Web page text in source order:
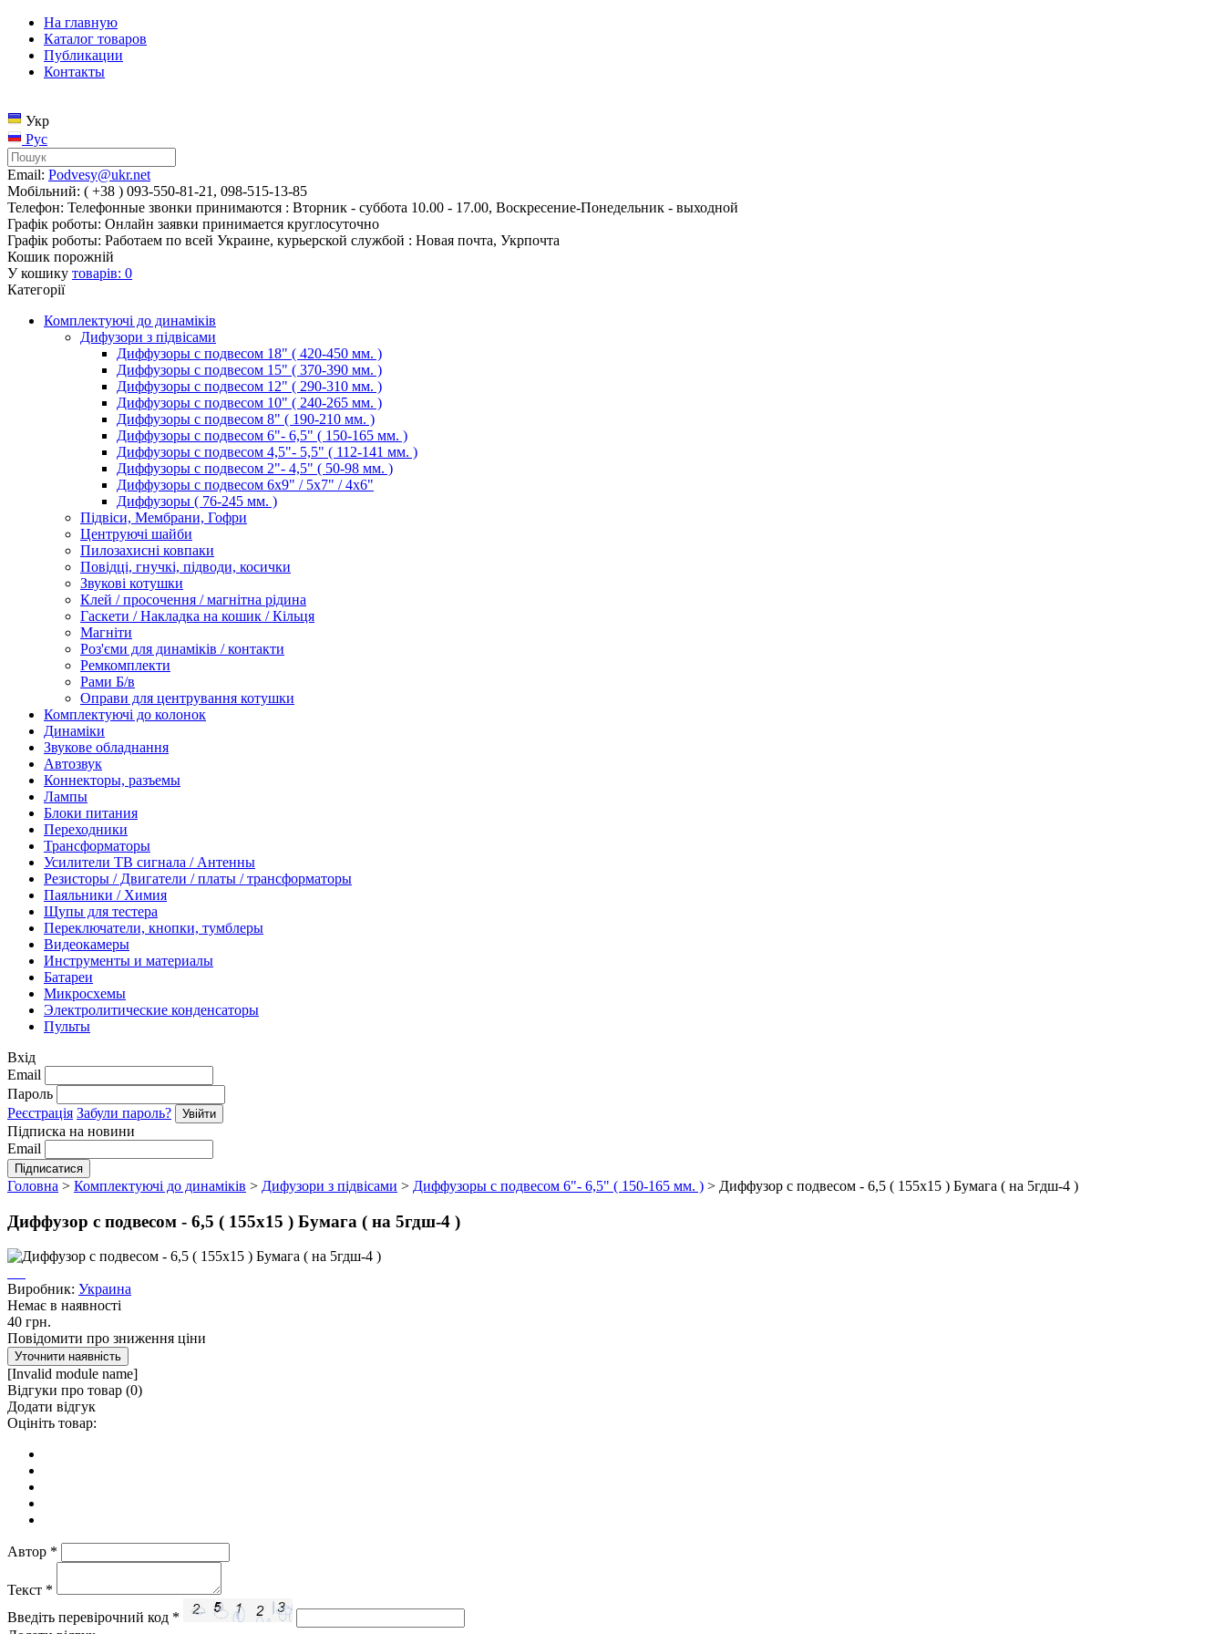
На главную
Каталог товаров
Публикации
Контакты
Укр
Рус
Email: Podvesy@ukr.net
Мобільний: ( +38 ) 093-550-81-21, 098-515-13-85
Телефон: Телефонные звонки принимаются : Вторник - суббота 10.00 - 17.00, Воскресение-Понедельник - выходной
Графік роботы: Онлайн заявки принимается круглосуточно
Графік роботы: Работаем по всей Украине, курьерской службой : Новая почта, Укрпочта
Кошик порожній
У кошику товарів: 0
Категорії
Комплектуючі до динаміків
Дифузори з підвісами
Диффузоры с подвесом 18" ( 420-450 мм. )
Диффузоры с подвесом 15" ( 370-390 мм. )
Диффузоры с подвесом 12" ( 290-310 мм. )
Диффузоры с подвесом 10" ( 240-265 мм. )
Диффузоры с подвесом 8" ( 190-210 мм. )
Диффузоры с подвесом 6"- 6,5" ( 150-165 мм. )
Диффузоры с подвесом 4,5"- 5,5" ( 112-141 мм. )
Диффузоры с подвесом 2"- 4,5" ( 50-98 мм. )
Диффузоры с подвесом 6х9" / 5х7" / 4х6"
Диффузоры ( 76-245 мм. )
Підвіси, Мембрани, Гофри
Центруючі шайби
Пилозахисні ковпаки
Повідці, гнучкі, підводи, косички
Звукові котушки
Клей / просочення / магнітна рідина
Гаскети / Накладка на кошик / Кільця
Магніти
Роз'єми для динаміків / контакти
Ремкомплекти
Рами Б/в
Оправи для центрування котушки
Комплектуючі до колонок
Динаміки
Звукове обладнання
Автозвук
Коннекторы, разъемы
Лампы
Блоки питания
Переходники
Трансформаторы
Усилители ТВ сигнала / Антенны
Резисторы / Двигатели / платы / трансформаторы
Паяльники / Химия
Щупы для тестера
Переключатели, кнопки, тумблеры
Видеокамеры
Инструменты и материалы
Батареи
Микросхемы
Электролитические конденсаторы
Пульты
Вхід
Email
Пароль
Реєстрація Забули пароль?
Підписка на новини
Email
Головна > Комплектуючі до динаміків > Дифузори з підвісами > Диффузоры с подвесом 6"- 6,5" ( 150-165 мм. ) > Диффузор с подвесом - 6,5 ( 155х15 ) Бумага ( на 5гдш-4 )
Диффузор с подвесом - 6,5 ( 155х15 ) Бумага ( на 5гдш-4 )
Виробник: Украина
Немає в наявності
40 грн.
Повідомити про зниження ціни
[Invalid module name]
Відгуки про товар (0)
Додати відгук
Оцініть товар:
Автор *
Текст *
Введіть перевірочний код *